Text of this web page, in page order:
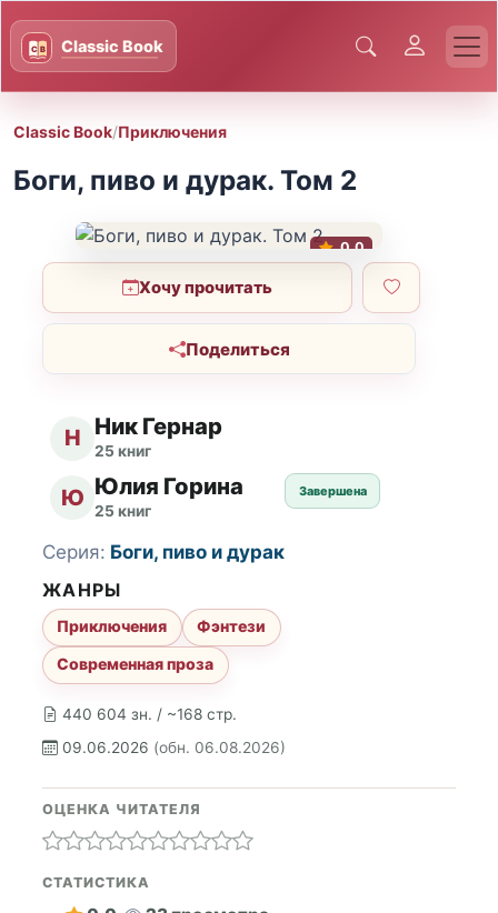
Classic Book/Приключения
Боги, пиво и дурак. Том 2
0.0
Хочу прочитать
Поделиться
Н Ник Гернар
25 книг
Ю Юлия Горина
25 книг
Завершена
440 604 зн. / ~168 стр.
09.06.2026 (обн. 06.08.2026)
Серия: Боги, пиво и дурак
ЖАНРЫ
Приключения
Фэнтези
Современная проза
ОЦЕНКА ЧИТАТЕЛЯ
СТАТИСТИКА